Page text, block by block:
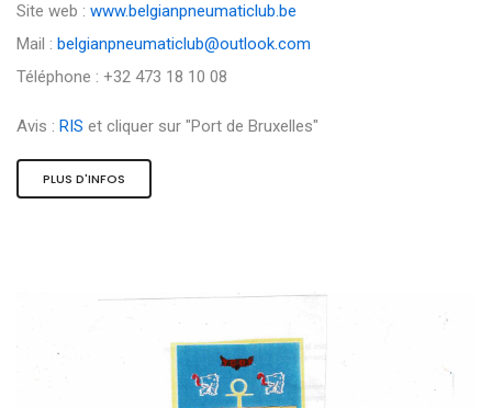
Site web : www.belgianpneumaticlub.be
Mail : belgianpneumaticlub@outlook.com
Téléphone : +32 473 18 10 08
Avis : RIS et cliquer sur "Port de Bruxelles"
PLUS D'INFOS